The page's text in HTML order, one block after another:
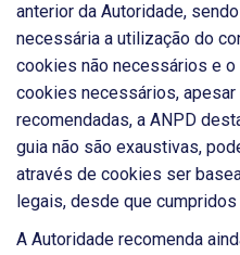
anterior da Autoridade,
necessária a utilização do
cookies não necessários e
cookies necessários,
recomendadas, a ANPD
guia não são exaustivas,
através de cookies ser
legais, desde que
A Autoridade recomenda